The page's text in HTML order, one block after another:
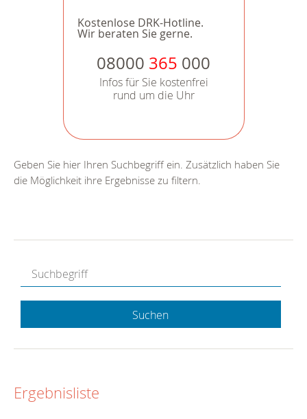
Kostenlose DRK-Hotline.
Wir beraten Sie gerne.
08000 365 000
Infos für Sie kostenfrei
rund um die Uhr
Geben Sie hier Ihren Suchbegriff ein. Zusätzlich haben Sie
die Möglichkeit ihre Ergebnisse zu filtern.
Suchen
Ergebnisliste